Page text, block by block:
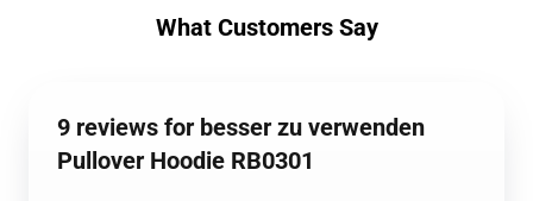
What Customers Say
9 reviews for besser zu verwenden
Pullover Hoodie RB0301